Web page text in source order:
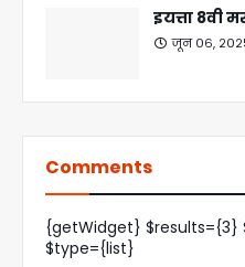
इयत्ता 8वी
जून ०६,
Comments
{getWidget}
$type={list}